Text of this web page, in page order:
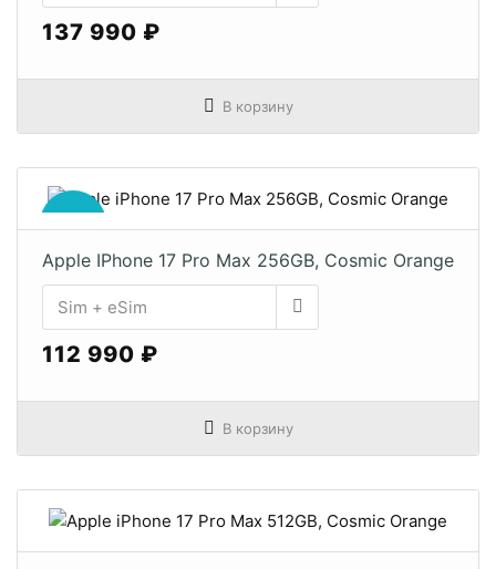
137 990 ₽
В корзину
Apple IPhone 17 Pro Max 256GB, Cosmic Orange
112 990 ₽
В корзину